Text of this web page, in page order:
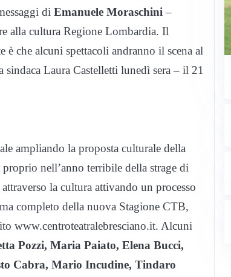
di Emanuele Moraschini –
alla cultura Regione Lombardia. Il
che alcuni spettacoli andranno il scena al
Laura Castelletti lunedì sera – il 21
ampliando la proposta culturale della
nell’anno terribile della strage di
la cultura attivando un processo
completo della nuova Stagione CTB,
www.centroteatralebresciano.it. Alcuni
Pozzi, Maria Paiato, Elena Bucci,
Cabra, Mario Incudine, Tindaro